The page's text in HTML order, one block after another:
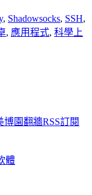
, Shadowsocks, SSH,
, 應用程式, 科學上
體